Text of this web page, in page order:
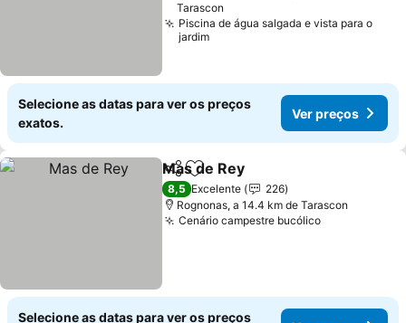
Tarascon
Piscina de água salgada e vista para o
jardim
Selecione as datas para ver os preços
exatos.
Ver preços
PartilharAdicionar aos favoritos
Mas de Rey
8,5 Excelente
226
Rognonas, a 14.4 km de Tarascon
Cenário campestre bucólico
Selecione as datas para ver os preços